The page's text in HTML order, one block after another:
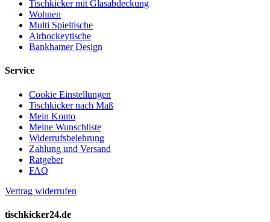
Tischkicker mit Glasabdeckung
Wohnen
Multi Spieltische
Airhockeytische
Bankhamer Design
Service
Cookie Einstellungen
Tischkicker nach Maß
Mein Konto
Meine Wunschliste
Widerrufsbelehrung
Zahlung und Versand
Ratgeber
FAQ
Vertrag widerrufen
tischkicker24.de